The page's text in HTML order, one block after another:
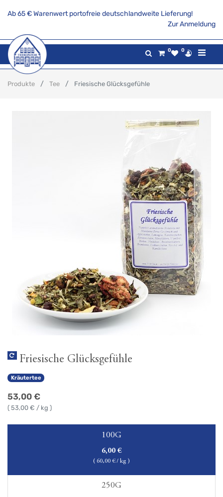
Ab 65 € Warenwert portofreie deutschlandweite Lieferung!
Zur Anmeldung
0 0
Produkte Tee Friesische Glücksgefühle
Friesische Glücksgefühle
Kräutertee
53,00 €
( 53,00 € / kg )
100G
6,00 €
( 60,00 € / kg )
250G